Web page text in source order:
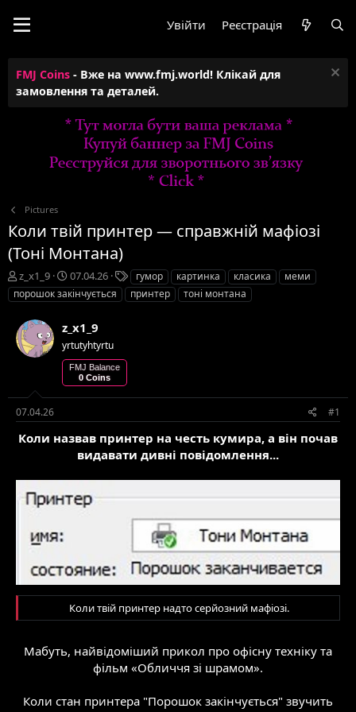
Увійти Реєстрація
FMJ Coins - Вже на www.fmj.world! Клікай для
замовлення та деталей.
Pictures
Коли твій принтер — справжній мафіозі
(Тоні Монтана)
А
в
т
р
т
z_x1_9
Д
а
т
с
т
в
о
р
н
я
07.04.26
Т
е
г
гумор картинка класика
меми
порошок закінчується
принтер тоні монтана
z_x1_9
yrtutyhtyrtu
FMJ Balance
0 Coins
07.04.26 #1
Коли назвав принтер на честь кумира, а він почав
видавати дивні повідомлення...
Коли твій принтер надто серйозний мафіозі.​
Мабуть, найвідоміший прикол про офісну техніку та
фільм «Обличчя зі шрамом».
Коли стан принтера "Порошок закінчується" звучить